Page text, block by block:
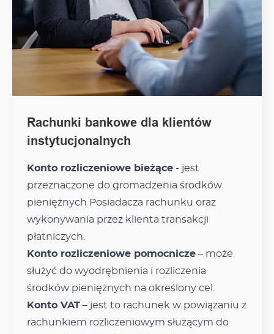
Rachunki bankowe dla klientów
instytucjonalnych
Konto rozliczeniowe bieżące - jest
przeznaczone do gromadzenia środków
pieniężnych Posiadacza rachunku oraz
wykonywania przez klienta transakcji
płatniczych.
Konto rozliczeniowe pomocnicze – może
służyć do wyodrębnienia i rozliczenia
środków pieniężnych na określony cel.
Konto VAT – jest to rachunek w powiązaniu z
rachunkiem rozliczeniowym służącym do